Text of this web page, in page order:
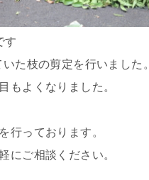
す
た枝の剪定を行いました。
もよくなりました。
行っております。
にご相談ください。